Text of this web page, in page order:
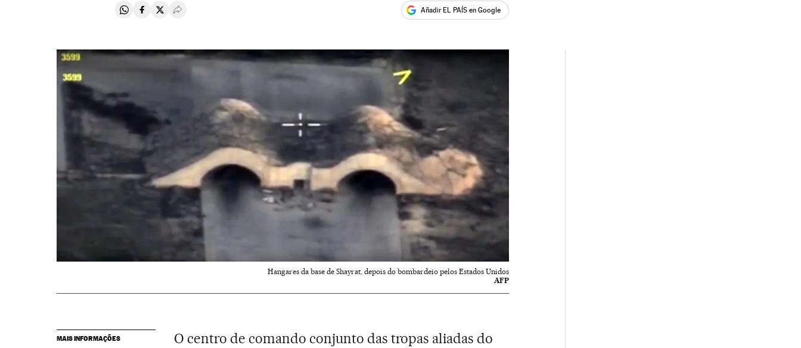
Compartir en Whatsapp
Compartir en Facebook
Compartir en Twitter
Desplegar Redes Sociales Añadir EL PAÍS en Google
Hangares da base de Shayrat, depois do bombardeio pelos Estados Unidos
AFP
MAIS INFORMAÇÕES
O centro de comando conjunto das tropas aliadas do